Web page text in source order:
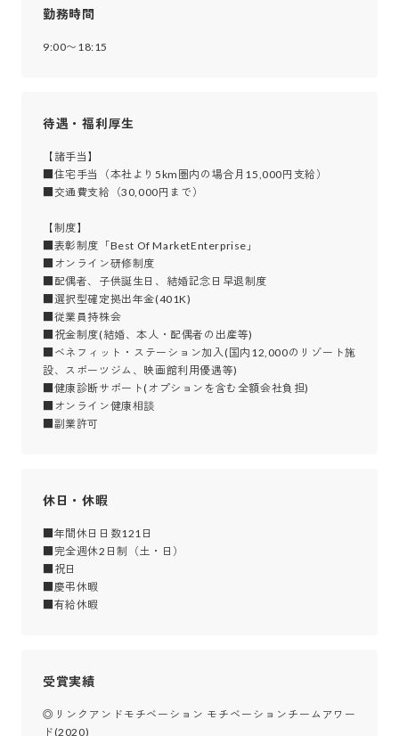
勤務時間
9:00〜18:15
待遇・福利厚生
【諸手当】
■住宅手当（本社より5km圏内の場合月15,000円支給）
■交通費支給（30,000円まで）
【制度】
■表彰制度「Best Of MarketEnterprise」
■オンライン研修制度
■配偶者、子供誕生日、結婚記念日早退制度
■選択型確定拠出年金(401K)
■従業員持株会
■祝金制度(結婚、本人・配偶者の出産等)
■ベネフィット・ステーション加入(国内12,000のリゾート施
設、スポーツジム、映画館利用優遇等)
■健康診断サポート(オプションを含む全額会社負担)
■オンライン健康相談
■副業許可
休日・休暇
■年間休日日数121日
■完全週休2日制（土・日）
■祝日
■慶弔休暇
■有給休暇
受賞実績
◎リンクアンドモチベーション モチベーションチームアワー
ド(2020)